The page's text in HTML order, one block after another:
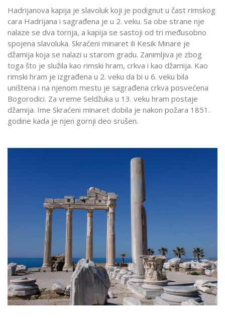
Hadrijanova kapija je slavoluk koji je podignut u čast rimskog
cara Hadrijana i sagrađena je u 2. veku. Sa obe strane nje
nalaze se dva tornja, a kapija se sastoji od tri međusobno
spojena slavoluka. Skraćeni minaret ili Kesik Minare je
džamija koja se nalazi u starom gradu. Zanimljiva je zbog
toga što je služila kao rimski hram, crkva i kao džamija. Kao
rimski hram je izgrađena u 2. veku da bi u 6. veku bila
uništena i na njenom mestu je sagrađena crkva posvećena
Bogorodici. Za vreme Seldžuka u 13. veku hram postaje
džamija. Ime Skraćeni minaret dobila je nakon požara 1851.
godine kada je njen gornji deo srušen.